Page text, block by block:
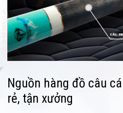
Nguồn hàng đồ câu
rẻ, tận xưởng